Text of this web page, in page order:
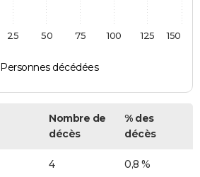
Personnes décédées
25 50 75 100 125 150
Nombre de
décès
% des
décès
4 0,8 %